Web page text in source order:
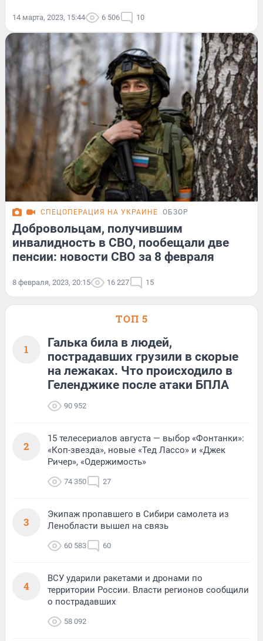
14 марта, 2023, 15:44 6 506 10
СПЕЦОПЕРАЦИЯ НА УКРАИНЕ ОБЗОР
Добровольцам, получившим
инвалидность в СВО, пообещали две
пенсии: новости СВО за 8 февраля
8 февраля, 2023, 20:15 16 227 15
ТОП 5
1
Галька била в людей,
пострадавших грузили в скорые
на лежаках. Что происходило в
Геленджике после атаки БПЛА
90 952
2
15 телесериалов августа — выбор «Фонтанки»:
«Коп-звезда», новые «Тед Лассо» и «Джек
Ричер», «Одержимость»
74 350 27
3
Экипаж пропавшего в Сибири самолета из
Ленобласти вышел на связь
60 583 60
4
ВСУ ударили ракетами и дронами по
территории России. Власти регионов сообщили
о пострадавших
58 092